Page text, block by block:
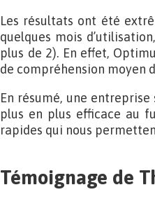
Les résultats ont été
quelques mois
plus de 2). En effet,
de compréhension moyen
En résumé, une
plus en plus efficace au
rapides qui nous
Témoignage de